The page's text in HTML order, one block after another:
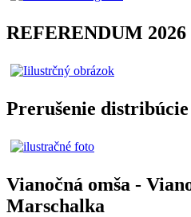
REFERENDUM 2026
Prerušenie
Vianočná omša -
Marschalka